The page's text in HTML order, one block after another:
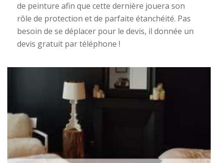
de peinture afin que cette dernière jouera son
rôle de protection et de parfaite étanchéité. Pas
besoin de se déplacer pour le devis, il donnée un
devis gratuit par téléphone !